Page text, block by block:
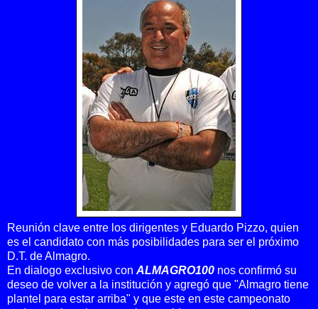
Reunión clave entre los dirigentes y Eduardo Pizzo, quien
es el candidato con más posibilidades para ser el próximo
D.T. de Almagro.
En dialogo exclusivo con ALMAGRO100 nos confirmó su
deseo de volver a la institución y agregó que "Almagro tiene
plantel para estar arriba" y que este en este campeonato